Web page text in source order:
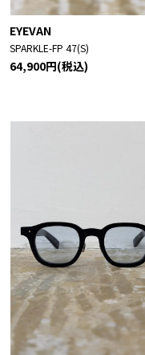
EYEVAN
SPARKLE-FP 47(S)
64,900円(税込)